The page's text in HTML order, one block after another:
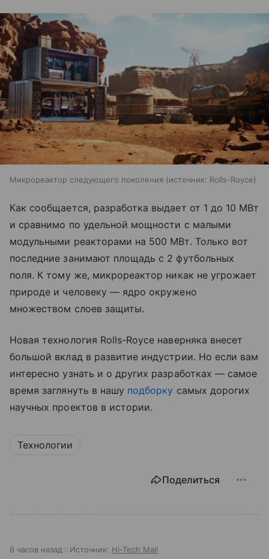
Микрореактор следующего поколения источник: Rolls-Royce
Как сообщается, разработка выдает от 1 до 10 МВт
и сравнимо по удельной мощности с малыми
модульными реакторами на 500 МВт. Только вот
последние занимают площадь с 2 футбольных
поля. К тому же, микрореактор никак не угрожает
природе и человеку — ядро окружено
множеством слоев защиты.
Новая технология Rolls-Royce наверняка внесет
большой вклад в развитие индустрии. Но если вам
интересно узнать и о других разработках — самое
время заглянуть в нашу подборку самых дорогих
научных проектов в истории.
Технологии
Поделиться
6 часов назад Источник: Hi-Tech Mail